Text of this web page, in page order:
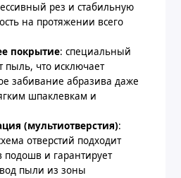
рез и стабильную
на протяжении всего
покрытие: специальный
пыль, что исключает
забивание абразива даже
шпаклевкам и
(мультиотверстия):
отверстий подходит
и гарантирует
пыли из зоны